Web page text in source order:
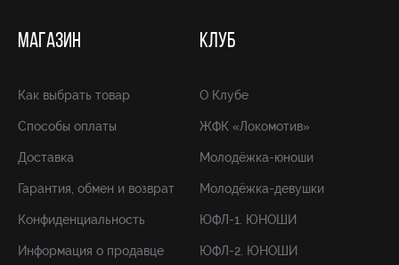
МАГАЗИН
Как выбрать товар
Способы оплаты
Доставка
Гарантия, обмен и возврат
Конфиденциальность
Информация о продавце
КЛУБ
О Клубе
ЖФК «Локомотив»
Молодёжка-юноши
Молодёжка-девушки
ЮФЛ-1. ЮНОШИ
ЮФЛ-2. ЮНОШИ